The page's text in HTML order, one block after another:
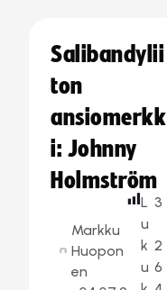
Salibandylii
ton
ansiomerkk
i: Johnny
Holmström
Markku
Huopon
en
L
u
k
u
3
2
6